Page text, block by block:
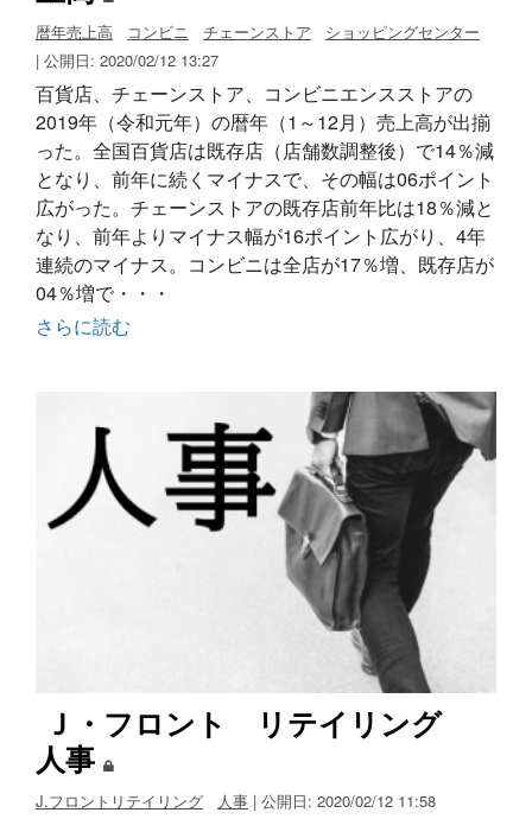
暦年売上高 コンビニ チェーンストア
ショッピングセンター
| 公開日: 2020/02/12 13:27
百貨店、チェーンストア、コンビニエンスストアの
2019年（令和元年）の暦年（1～12月）売上高が出揃
った。全国百貨店は既存店（店舗数調整後）で14％減
となり、前年に続くマイナスで、その幅は06ポイント
広がった。チェーンストアの既存店前年比は18％減と
なり、前年よりマイナス幅が16ポイント広がり、4年
連続のマイナス。コンビニは全店が17％増、既存店が
04％増で・・・
さらに読む
Ｊ・フロント リテイリング
人事
J.フロントリテイリング 人事 | 公開日: 2020/02/12 11:58